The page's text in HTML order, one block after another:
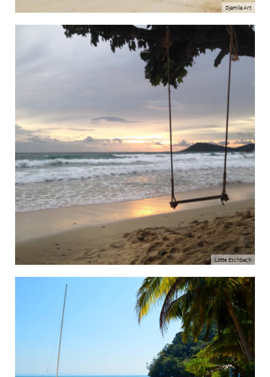
Djamila Art
Lotte Eschbach